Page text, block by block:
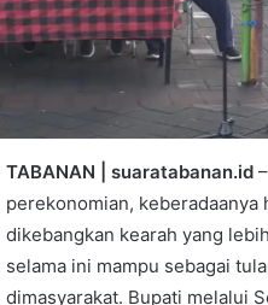
TABANAN | suaratabanan.id
perekonomian, keberadaanya
dikebangkan kearah yang
selama ini mampu sebagai
dimasyarakat. Bupati melalui